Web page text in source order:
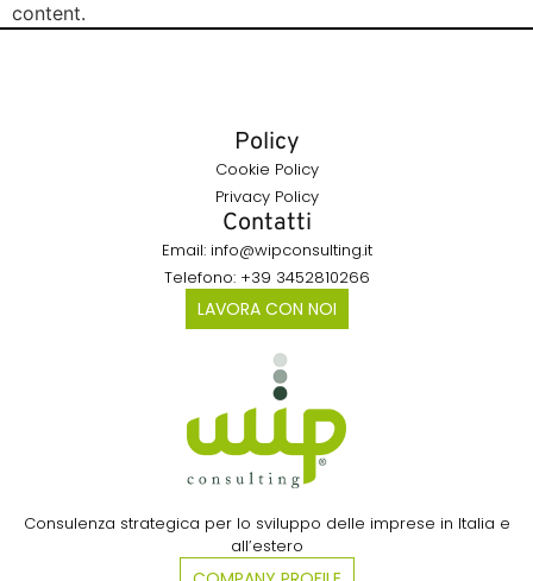
content.
Consulenza strategica per lo sviluppo delle imprese in Italia e
all’estero​
Policy
Cookie Policy
Privacy Policy
Contatti
Email: info@wipconsulting.it
Telefono: +39 3452810266
LAVORA CON NOI